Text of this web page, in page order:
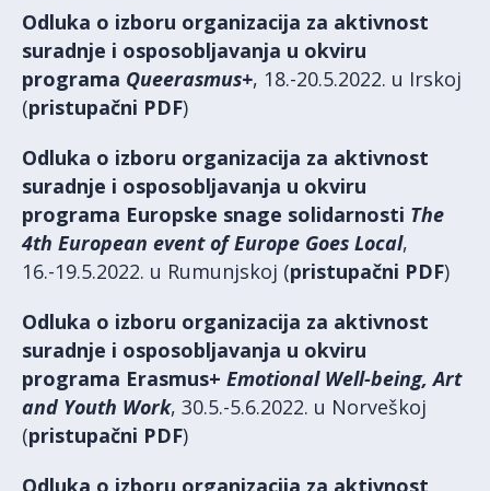
Odluka o izboru organizacija za aktivnost
suradnje i osposobljavanja u okviru
programa Queerasmus+, 18.-20.5.2022. u Irskoj
(pristupačni PDF)
Odluka o izboru organizacija za aktivnost
suradnje i osposobljavanja u okviru
programa Europske snage solidarnosti The
4th European event of Europe Goes Local,
16.-19.5.2022. u Rumunjskoj (pristupačni PDF)
Odluka o izboru organizacija za aktivnost
suradnje i osposobljavanja u okviru
programa Erasmus+ Emotional Well-being, Art
and Youth Work, 30.5.-5.6.2022. u Norveškoj
(pristupačni PDF)
Odluka o izboru organizacija za aktivnost